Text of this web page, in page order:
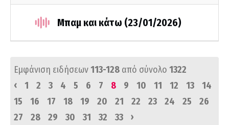
Μπαμ και κάτω (23/01/2026)
Εμφάνιση ειδήσεων113-128 από σύνολο 1322
‹
1 2 3 4 5 6 7 8 9 10 11 12 13
14
15
16 17 18 19 20 21 22 23 24 25
26
27
28 29 30 31 32 33 ›